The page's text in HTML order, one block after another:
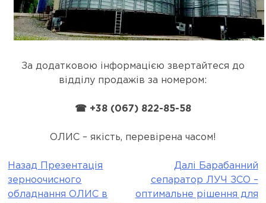
За додатковою інформацією звертайтеся до
відділу продажів за номером:
☎ +38 (067) 822-85-58
ОЛИС – якість, перевірена часом!
Post
navigation
Назад
Презентація
зерноочисного
обладнання ОЛИС в
Далі
Барабанний
сепаратор ЛУЧ ЗСО –
оптимальне рішення для